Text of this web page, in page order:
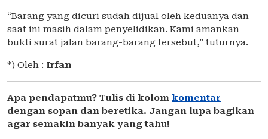
“Barang yang dicuri sudah dijual oleh keduanya dan
saat ini masih dalam penyelidikan. Kami amankan
bukti surat jalan barang-barang tersebut,” tuturnya.
*) Oleh : Irfan
Apa pendapatmu? Tulis di kolom komentar
dengan sopan dan beretika. Jangan lupa bagikan
agar semakin banyak yang tahu!